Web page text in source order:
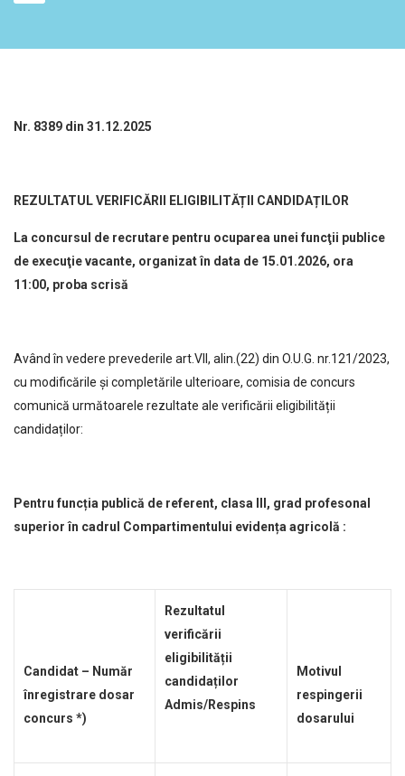
Nr. 8389 din 31.12.2025
REZULTATULVERIFICĂRII ELIGIBILITĂȚII CANDIDAȚILOR
La concursul de recrutare pentru ocuparea unei funcţii publice
de execuţie vacante, organizat în data de 15.01.2026, ora
11:00, proba scrisă
Având în vedere prevederile art.VII, alin.(22) din O.U.G. nr.121/2023,
cu modificările și completările ulterioare, comisia de concurs
comunică următoarele rezultate ale verificării eligibilității
candidaților:
Pentru funcția publică de referent, clasa III, grad profesonal
superior în cadrul Compartimentului evidența agricolă :
Candidat – Număr
înregistrare dosar
concurs *)
Rezultatul
verificării
eligibilității
candidaților
Admis/Respins
Motivul
respingerii
dosarului